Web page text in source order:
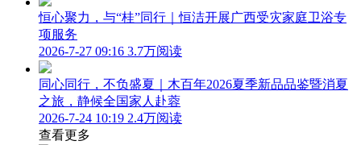
恒心聚力，与“桂”同行｜恒洁开展广西受灾家庭卫浴专
项服务
2026-7-27 09:16 3.7万阅读
同心同行，不负盛夏｜木百年2026夏季新品品鉴暨消夏
之旅，静候全国家人赴蓉
2026-7-24 10:19 2.4万阅读
查看更多